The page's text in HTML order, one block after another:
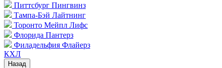
Питтсбург Пингвинз
Тампа-Бэй Лайтнинг
Торонто Мейпл Лифс
Флорида Пантерз
Филадельфия Флайерз
КХЛ
Назад